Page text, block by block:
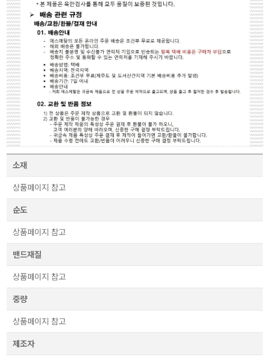
소재
상품페이지 참고
순도
상품페이지 참고
밴드재질
상품페이지 참고
중량
상품페이지 참고
제조자